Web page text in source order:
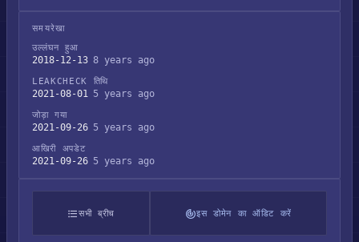
समयरेखा
उल्लंघन हुआ
2018-12-13 8 years ago
LEAKCHECK तिथि
2021-08-01 5 years ago
जोड़ा गया
2021-09-26 5 years ago
आखिरी अपडेट
2021-09-26 5 years ago
सभी ब्रीच इस डोमेन का ऑडिट करें